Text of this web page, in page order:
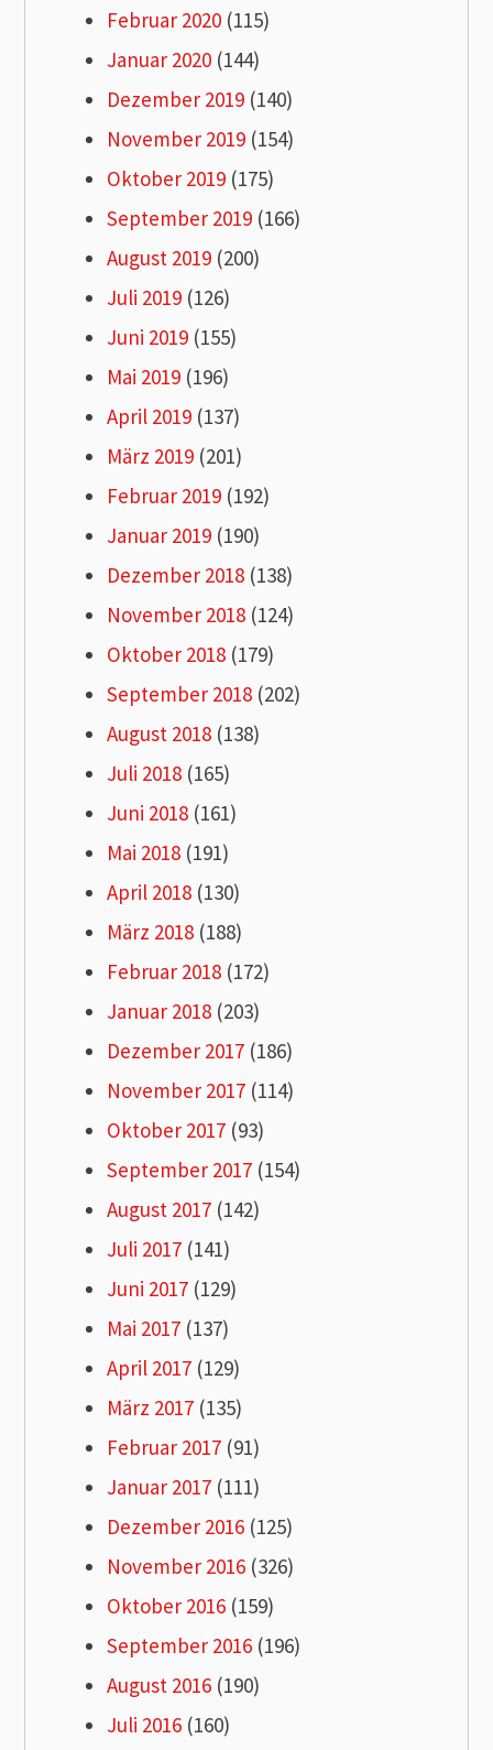
Februar 2020 (115)
Januar 2020 (144)
Dezember 2019 (140)
November 2019 (154)
Oktober 2019 (175)
September 2019 (166)
August 2019 (200)
Juli 2019 (126)
Juni 2019 (155)
Mai 2019 (196)
April 2019 (137)
März 2019 (201)
Februar 2019 (192)
Januar 2019 (190)
Dezember 2018 (138)
November 2018 (124)
Oktober 2018 (179)
September 2018 (202)
August 2018 (138)
Juli 2018 (165)
Juni 2018 (161)
Mai 2018 (191)
April 2018 (130)
März 2018 (188)
Februar 2018 (172)
Januar 2018 (203)
Dezember 2017 (186)
November 2017 (114)
Oktober 2017 (93)
September 2017 (154)
August 2017 (142)
Juli 2017 (141)
Juni 2017 (129)
Mai 2017 (137)
April 2017 (129)
März 2017 (135)
Februar 2017 (91)
Januar 2017 (111)
Dezember 2016 (125)
November 2016 (326)
Oktober 2016 (159)
September 2016 (196)
August 2016 (190)
Juli 2016 (160)